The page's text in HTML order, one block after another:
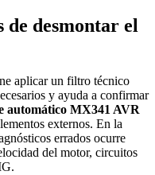
de desmontar el
aplicar un filtro técnico
y ayuda a confirmar
automático MX341 AVR
externos. En la
errados ocurre
del motor, circuitos